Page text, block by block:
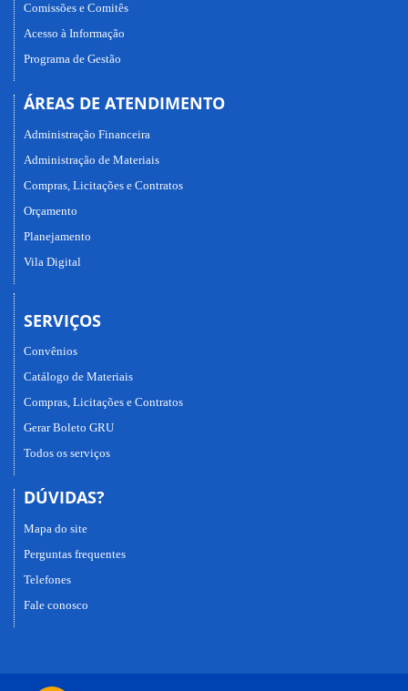
Comissões e Comitês
Acesso à Informação
Programa de Gestão
ÁREAS DE ATENDIMENTO
Administração Financeira
Administração de Materiais
Compras, Licitações e Contratos
Orçamento
Planejamento
Vila Digital
SERVIÇOS
Convênios
Catálogo de Materiais
Compras, Licitações e Contratos
Gerar Boleto GRU
Todos os serviços
DÚVIDAS?
Mapa do site
Perguntas frequentes
Telefones
Fale conosco